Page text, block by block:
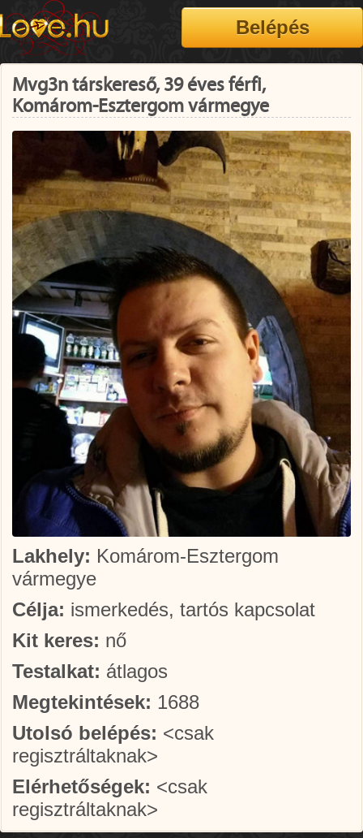
Mvg3n társkereső, 39 éves férfi,
Komárom-Esztergom vármegye
Lakhely: Komárom-Esztergom
vármegye
Célja: ismerkedés, tartós kapcsolat
Kit keres: nő
Testalkat: átlagos
Megtekintések: 1688
Utolsó belépés: <csak
regisztráltaknak>
Elérhetőségek: <csak
regisztráltaknak>